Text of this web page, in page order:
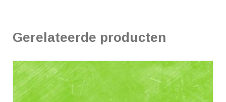
Gerelateerde producten